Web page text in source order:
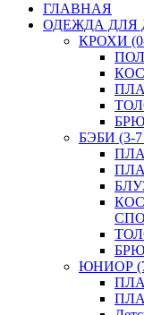
ГЛАВНАЯ
ОДЕЖДА ДЛЯ
КРОХИ
БЭБИ (3-
ЮНИОР